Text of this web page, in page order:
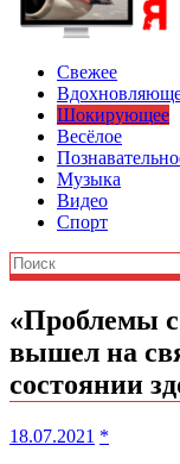
Свежее
Шокирующее
Весёлое
Музыка
Видео
Спорт
«Проблемы
вышел на
состоянии
18.07.2021 *